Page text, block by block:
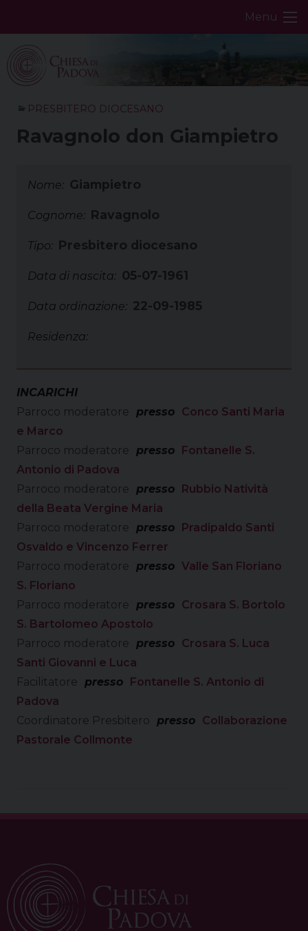
Menu
PRESBITERO DIOCESANO
Ravagnolo don Giampietro
Nome: Giampietro
Cognome: Ravagnolo
Tipo: Presbitero diocesano
Data di nascita: 05-07-1961
Data ordinazione: 22-09-1985
Residenza:
INCARICHI
Parroco moderatore
presso Conco Santi Maria
e Marco
Parroco moderatore
presso Fontanelle S.
Antonio di Padova
Parroco moderatore
presso Rubbio Natività
della Beata Vergine Maria
Parroco moderatore
presso Pradipaldo Santi
Osvaldo e Vincenzo Ferrer
Parroco moderatore
presso Valle San Floriano
S. Floriano
Parroco moderatore
presso Crosara S. Bortolo
S. Bartolomeo Apostolo
Parroco moderatore
presso Crosara S. Luca
Santi Giovanni e Luca
Facilitatore
presso Fontanelle S. Antonio di
Padova
Coordinatore Presbitero
presso Collaborazione
Pastorale Collmonte